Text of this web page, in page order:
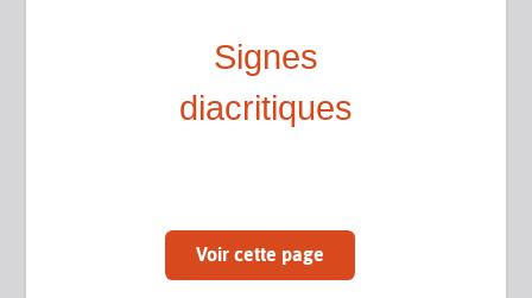
Signes
diacritiques
Voir cette page